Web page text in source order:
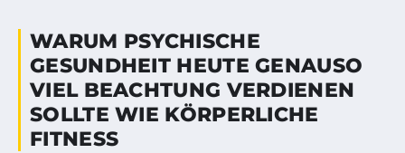
WARUM PSYCHISCHE
GESUNDHEIT HEUTE GENAUSO
VIEL BEACHTUNG VERDIENEN
SOLLTE WIE KÖRPERLICHE
FITNESS